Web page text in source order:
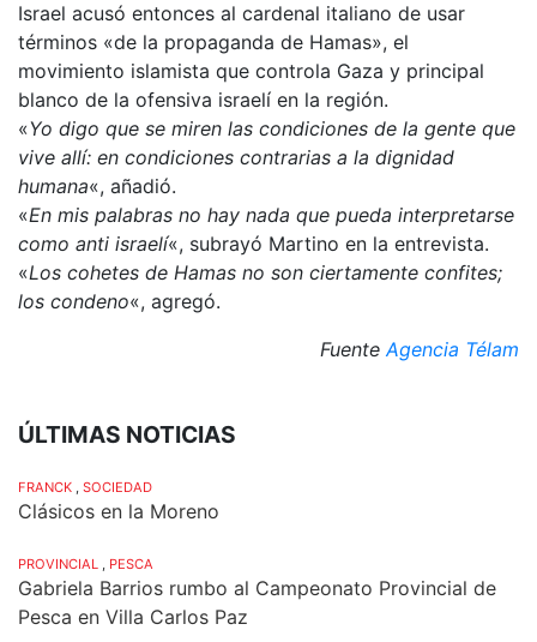
Israel acusó entonces al cardenal italiano de usar
términos «de la propaganda de Hamas», el
movimiento islamista que controla Gaza y principal
blanco de la ofensiva israelí en la región.
«Yo digo que se miren las condiciones de la gente que
vive allí: en condiciones contrarias a la dignidad
humana«, añadió.
«En mis palabras no hay nada que pueda interpretarse
como anti israelí«, subrayó Martino en la entrevista.
«Los cohetes de Hamas no son ciertamente confites;
los condeno«, agregó.
Fuente Agencia Télam
ÚLTIMAS NOTICIAS
FRANCK SOCIEDAD
Clásicos en la Moreno
PROVINCIAL PESCA
Gabriela Barrios rumbo al Campeonato Provincial de
Pesca en Villa Carlos Paz